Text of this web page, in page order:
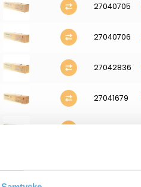
27040705
27040706
27042836
27041679